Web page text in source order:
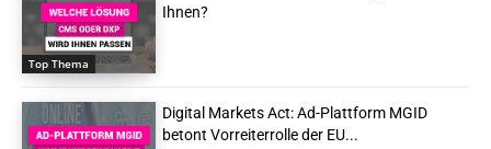
Top Thema
Ihnen?
Digital Markets Act: Ad-Plattform MGID
betont Vorreiterrolle der EU...